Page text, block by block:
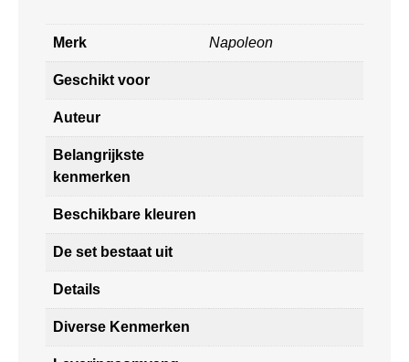
Merk Napoleon
Geschikt voor
Auteur
Belangrijkste
kenmerken
Beschikbare kleuren
De set bestaat uit
Details
Diverse Kenmerken